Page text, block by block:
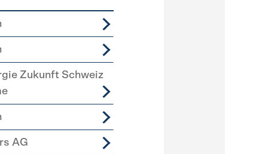
Zukunft Schweiz
AG